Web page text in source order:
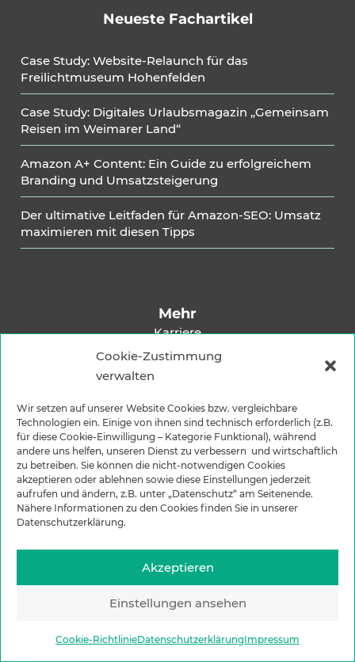
Cookie-Zustimmung
verwalten
Wir setzen auf unserer Website Cookies bzw. vergleichbare
Technologien ein. Einige von ihnen sind technisch erforderlich (z.B.
für diese Cookie-Einwilligung – Kategorie Funktional), während
andere uns helfen, unseren Dienst zu verbessern und wirtschaftlich
zu betreiben. Sie können die nicht-notwendigen Cookies
akzeptieren oder ablehnen sowie diese Einstellungen jederzeit
aufrufen und ändern, z.B. unter „Datenschutz“ am Seitenende.
Nähere Informationen zu den Cookies finden Sie in unserer
Datenschutzerklärung.
Akzeptieren
Einstellungen ansehen
Cookie-RichtlinieDatenschutzerklärungImpressum
Neueste Fachartikel
Case Study: Website-Relaunch für das
Freilichtmuseum Hohenfelden
Case Study: Digitales Urlaubsmagazin „Gemeinsam
Reisen im Weimarer Land“
Amazon A+ Content: Ein Guide zu erfolgreichem
Branding und Umsatzsteigerung
Der ultimative Leitfaden für Amazon-SEO: Umsatz
maximieren mit diesen Tipps
Mehr
Karriere
Impressum
Datenschutzerklärung
Zahlungsarten
©2025 Okon Schwarz GmbH